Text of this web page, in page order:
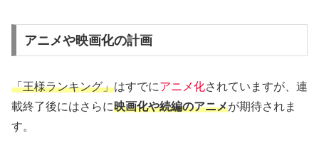
アニメや映画化の計画
「王様ランキング」はすでにアニメ化されていますが、連
載終了後にはさらに映画化や続編のアニメが期待されま
す。